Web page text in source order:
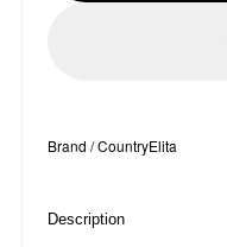
Brand / CountryElita
Description